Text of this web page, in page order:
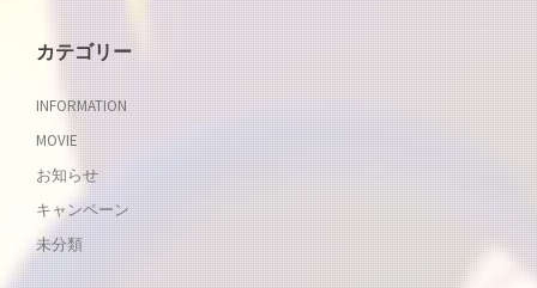
カテゴリー
INFORMATION
MOVIE
お知らせ
キャンペーン
未分類